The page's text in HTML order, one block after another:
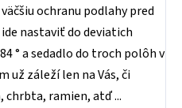
ochranu podlahy pred
nastaviť do deviatich
° a sedadlo do troch polôh v
už záleží len na Vás, či
chrbta, ramien, atď ...